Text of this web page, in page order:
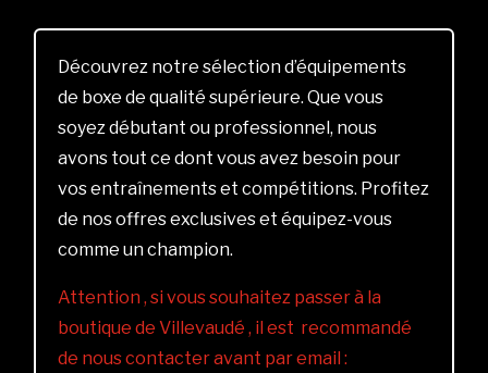
Découvrez notre sélection d’équipements
de boxe de qualité supérieure. Que vous
soyez débutant ou professionnel, nous
avons tout ce dont vous avez besoin pour
vos entraînements et compétitions. Profitez
de nos offres exclusives et équipez-vous
comme un champion.
Attention , si vous souhaitez passer à la
boutique de Villevaudé , il est recommandé
de nous contacter avant par email :